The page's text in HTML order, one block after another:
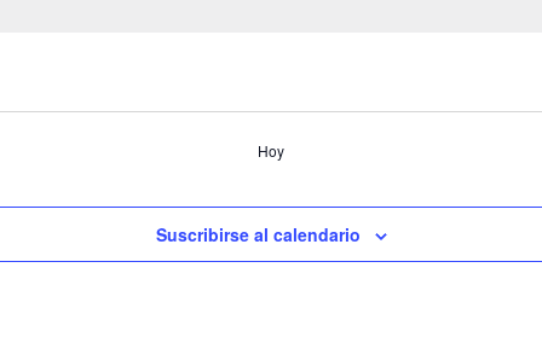
Hoy
Suscribirse al calendario